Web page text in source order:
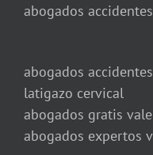
abogados
abogados
latigazo cervical
abogados gratis
abogados expertos